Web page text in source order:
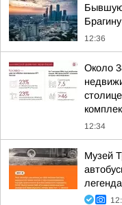
Бывшую
12:36
Около
12:34
Музей